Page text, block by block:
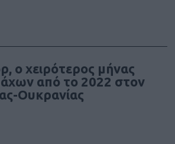
ο χειρότερος μήνας
από το 2022 στον
Ουκρανίας